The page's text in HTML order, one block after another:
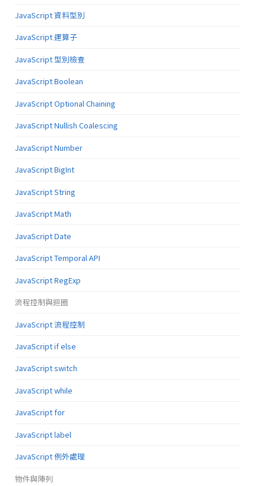
JavaScript 資料型別
JavaScript 運算子
JavaScript 型別檢查
JavaScript Boolean
JavaScript Optional Chaining
JavaScript Nullish Coalescing
JavaScript Number
JavaScript BigInt
JavaScript String
JavaScript Math
JavaScript Date
JavaScript Temporal API
JavaScript RegExp
流程控制與迴圈
JavaScript 流程控制
JavaScript if else
JavaScript switch
JavaScript while
JavaScript for
JavaScript label
JavaScript 例外處理
物件與陣列